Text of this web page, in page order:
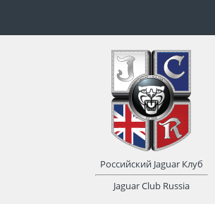
Российский Jaguar Клуб
Jaguar Club Russia